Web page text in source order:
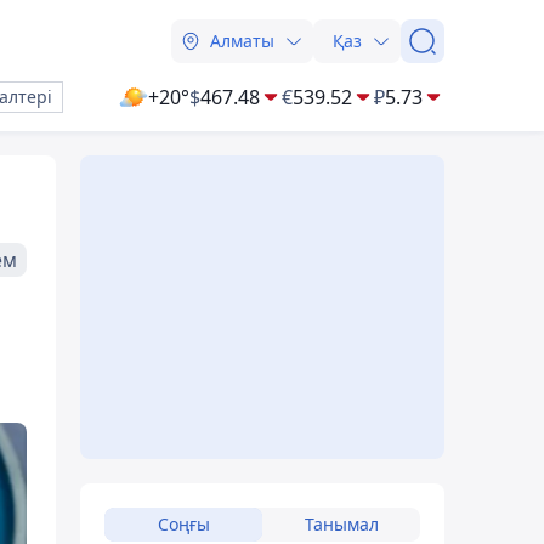
Алматы Қаз
+20°$467.48 €539.52 ₽5.73
Соңғы Танымал